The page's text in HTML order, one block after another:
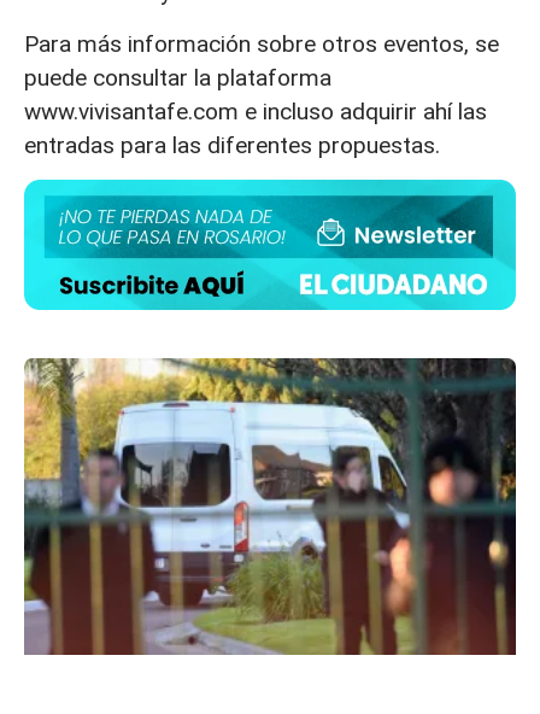
Para más información sobre otros eventos, se
puede consultar la plataforma
www.vivisantafe.com e incluso adquirir ahí las
entradas para las diferentes propuestas.